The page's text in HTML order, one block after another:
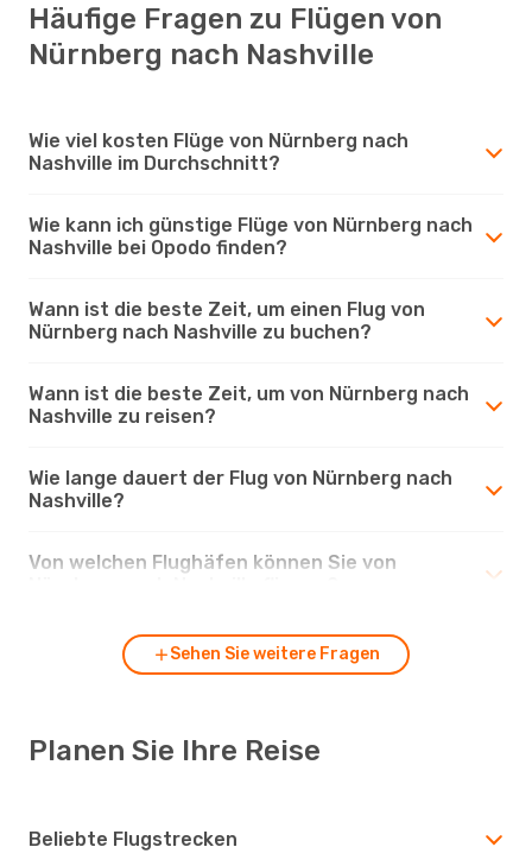
Häufige Fragen zu Flügen von
Nürnberg nach Nashville
Wie viel kosten Flüge von Nürnberg nach
Nashville im Durchschnitt?
Wie kann ich günstige Flüge von Nürnberg nach
Nashville bei Opodo finden?
Wann ist die beste Zeit, um einen Flug von
Nürnberg nach Nashville zu buchen?
Wann ist die beste Zeit, um von Nürnberg nach
Nashville zu reisen?
Wie lange dauert der Flug von Nürnberg nach
Nashville?
Von welchen Flughäfen können Sie von
Sehen Sie weitere Fragen
Planen Sie Ihre Reise
Beliebte Flugstrecken